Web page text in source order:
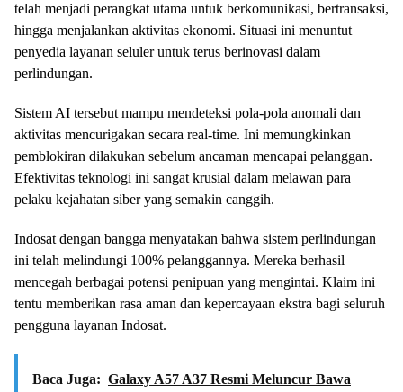
telah menjadi perangkat utama untuk berkomunikasi, bertransaksi,
hingga menjalankan aktivitas ekonomi. Situasi ini menuntut
penyedia layanan seluler untuk terus berinovasi dalam
perlindungan.
Sistem AI tersebut mampu mendeteksi pola-pola anomali dan
aktivitas mencurigakan secara real-time. Ini memungkinkan
pemblokiran dilakukan sebelum ancaman mencapai pelanggan.
Efektivitas teknologi ini sangat krusial dalam melawan para
pelaku kejahatan siber yang semakin canggih.
Indosat dengan bangga menyatakan bahwa sistem perlindungan
ini telah melindungi 100% pelanggannya. Mereka berhasil
mencegah berbagai potensi penipuan yang mengintai. Klaim ini
tentu memberikan rasa aman dan kepercayaan ekstra bagi seluruh
pengguna layanan Indosat.
Baca Juga: Galaxy A57 A37 Resmi Meluncur Bawa